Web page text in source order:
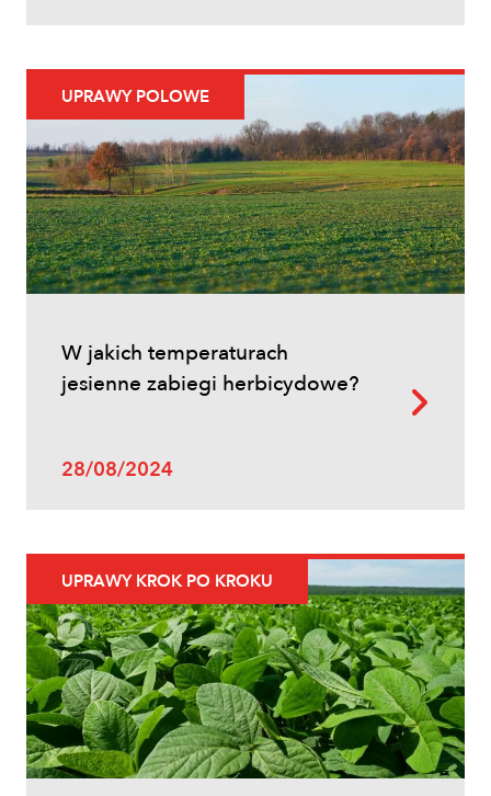
UPRAWY POLOWE
W jakich temperaturach
jesienne zabiegi herbicydowe?
28/08/2024
UPRAWY KROK PO KROKU